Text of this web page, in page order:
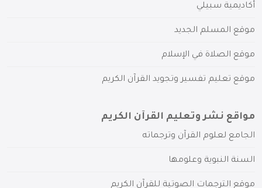
أكاديمية سبيلي
موقع المسلم الجديد
موقع الصلاة في الإسلام
موقع تعليم تفسير وتجويد القرآن الكريم
مواقع نشر وتعليم القرآن الكريم
الجامع لعلوم القرآن وترجماته
السنة النبوية وعلومها
موقع الترجمات الصوتية للقرآن الكريم